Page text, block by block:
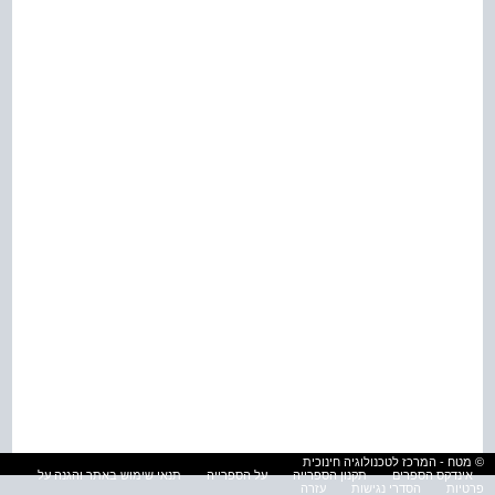
© מטח - המרכז לטכנולוגיה חינוכית
אינדקס הספרים
תקנון הספרייה על הספרייה
תנאי שימוש באתר והגנה על
פרטיות
הסדרי נגישות עזרה